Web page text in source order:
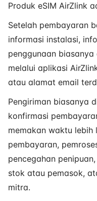
Produk eSIM AirZlink
Setelah pembayaran
informasi instalasi,
penggunaan
melalui aplikasi
atau alamat email
Pengiriman biasanya
konfirmasi
memakan waktu
pembayaran,
pencegahan
stok atau pemasok,
mitra.